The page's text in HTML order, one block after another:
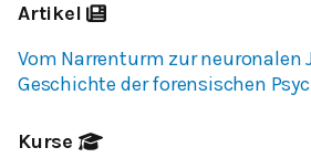
Artikel
Vom Narrenturm zur neuronalen
Geschichte der forensischen
Kurse